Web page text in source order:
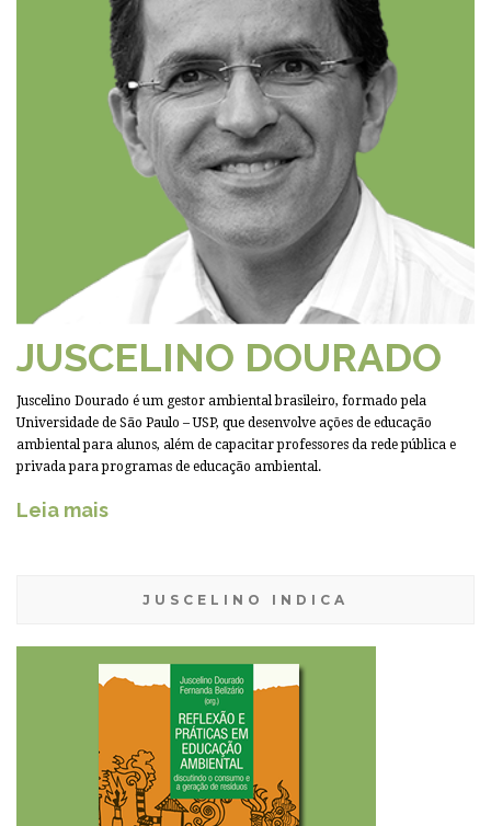
JUSCELINO DOURADO
Juscelino Dourado é um gestor ambiental brasileiro, formado pela
Universidade de São Paulo – USP, que desenvolve ações de educação
ambiental para alunos, além de capacitar professores da rede pública e
privada para programas de educação ambiental.
Leia mais
JUSCELINO INDICA